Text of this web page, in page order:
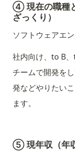
④ 現在の職種
ざっくり）
ソフトウェアエ
社内向け、to B
チームで開発を
発などやりたい
ます。
⑤ 現年収（年